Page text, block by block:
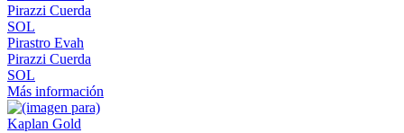
Pirastro Evah
Pirazzi Cuerda
SOL
Más información